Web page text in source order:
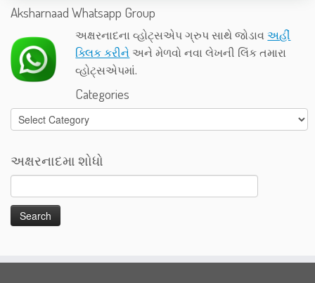
Aksharnaad Whatsapp Group
અક્ષરનાદના વ્હોટ્સએપ ગ્રુપ સાથે જોડાવઅહીં
ક્લિક કરીને અને મેળવો નવા લેખની લિંક તમારા
વ્હોટ્સએપમાં.
Categories
Categories
અક્ષરનાદમા શોધો